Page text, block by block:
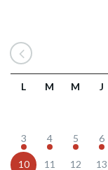
L M M J
3 4 5 6
10 11 12 13